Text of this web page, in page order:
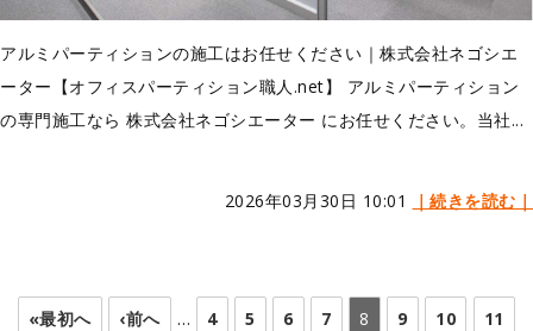
アルミパーティションの施工はお任せください｜株式会社ネゴシエ
ーター【オフィスパーティション職人.net】 アルミパーティション
の専門施工なら 株式会社ネゴシエーター にお任せください。当社...
2026年03月30日 10:01 ｜続きを読む｜
«最初へ ‹前へ … 4 5 6 7 8 9 10 11